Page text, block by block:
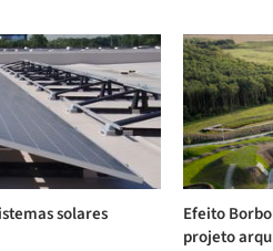
solares
Efeito
projeto